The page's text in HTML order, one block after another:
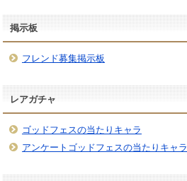
掲示板
フレンド募集掲示板
レアガチャ
ゴッドフェスの当たりキャラ
アンケートゴッドフェスの当たりキャラ